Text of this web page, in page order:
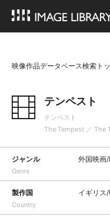
映像作品データベース検索ト
テンペスト
テンペスト
The Tempest ／ The
ジャンル
Genre
外国映画
製作国
Country
イギリス